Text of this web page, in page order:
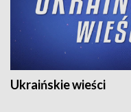
Ukraińskie wieści